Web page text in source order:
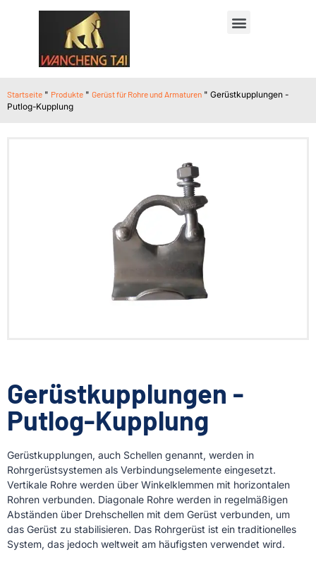
Startseite " Produkte " Gerüst für Rohre und Armaturen " Gerüstkupplungen -
Putlog-Kupplung
Gerüstkupplungen -
Putlog-Kupplung
Gerüstkupplungen, auch Schellen genannt, werden in
Rohrgerüstsystemen als Verbindungselemente eingesetzt.
Vertikale Rohre werden über Winkelklemmen mit horizontalen
Rohren verbunden. Diagonale Rohre werden in regelmäßigen
Abständen über Drehschellen mit dem Gerüst verbunden, um
das Gerüst zu stabilisieren. Das Rohrgerüst ist ein traditionelles
System, das jedoch weltweit am häufigsten verwendet wird.